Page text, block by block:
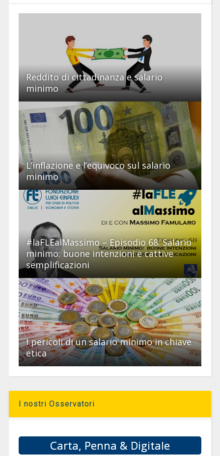
Reddito di cittadinanza e salario
minimo
L’inflazione e l’equivoco sul salario
minimo
#laFLEalMassimo – Episodio 68: Salario
minimo: buone intenzioni e cattive
semplificazioni
I pericoli di un salario minimo in chiave
etica
I nostri Osservatori
Carta, Penna & Digitale